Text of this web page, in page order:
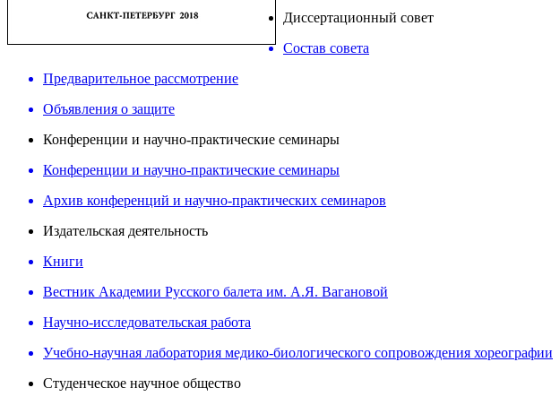
Диссертационный совет
Состав совета
Предварительное рассмотрение
Объявления о защите
Конференции и научно-практические семинары
Конференции и научно-практические семинары
Архив конференций и научно-практических семинаров
Издательская деятельность
Книги
Вестник Академии Русского балета им. А.Я. Вагановой
Научно-исследовательская работа
Учебно-научная лаборатория медико-биологического сопровождения хореографии
Студенческое научное общество